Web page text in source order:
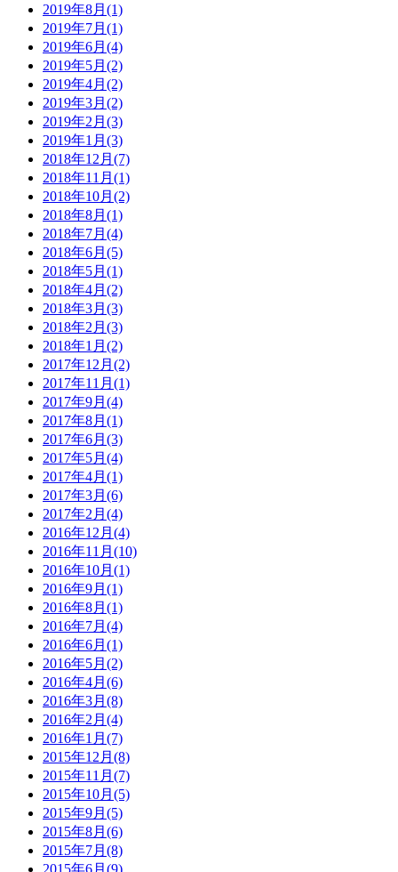
2019年8月(1)
2019年7月(1)
2019年6月(4)
2019年5月(2)
2019年4月(2)
2019年3月(2)
2019年2月(3)
2019年1月(3)
2018年12月(7)
2018年11月(1)
2018年10月(2)
2018年8月(1)
2018年7月(4)
2018年6月(5)
2018年5月(1)
2018年4月(2)
2018年3月(3)
2018年2月(3)
2018年1月(2)
2017年12月(2)
2017年11月(1)
2017年9月(4)
2017年8月(1)
2017年6月(3)
2017年5月(4)
2017年4月(1)
2017年3月(6)
2017年2月(4)
2016年12月(4)
2016年11月(10)
2016年10月(1)
2016年9月(1)
2016年8月(1)
2016年7月(4)
2016年6月(1)
2016年5月(2)
2016年4月(6)
2016年3月(8)
2016年2月(4)
2016年1月(7)
2015年12月(8)
2015年11月(7)
2015年10月(5)
2015年9月(5)
2015年8月(6)
2015年7月(8)
2015年6月(9)